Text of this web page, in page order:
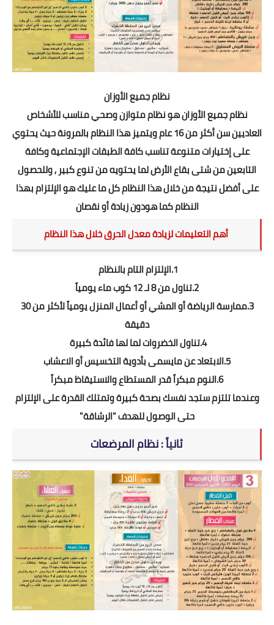
نظام جميع الأوزان
نظام جميع الأوزان هو نظام متوازن وصحي مناسب للأشخاص
العاديين سن أكثر من 16 عام ويتميز هذا النظام بالمرونة حيث يحتوي
على إختيارات متنوعة تناسب كافة الطبقات الإجتماعية وكافة
التابعين من شتى بقاع الأرض لما يحتويه من تنوع كبير , وللحصول
على أفضل نتيجة من خلال هذا النظام كل ما عليك هو الإلتزام بهذا
النظام كما هودون زيادة أو نقصان
أهم التعليمات لزيادة معدل الحرق خلال هذا النظام
1.الإلتزام التام بالنظام
2.تناول من 8 لـ 12 كوب ماء يومياً
3.ممارسة الرياضة أو المشي أو أعمال المنزل يومياً لأكثر من 30
دقيقة
4.تناول الخضروات لما لها فائدة كبيرة
5.الابتعاد عن مايسمى بأدوية التخسيس أو الاعشاب
6.النوم مبكراً قدر المستطاع والاستيقاظ مبكراً
وعندما تلتزم ستجد نفسك بصحة كبيرة وتمتلك القدرة على الإلتزام
حتى الوصول للهدف "الرشاقة"
ثانياً : نظام المرضعات